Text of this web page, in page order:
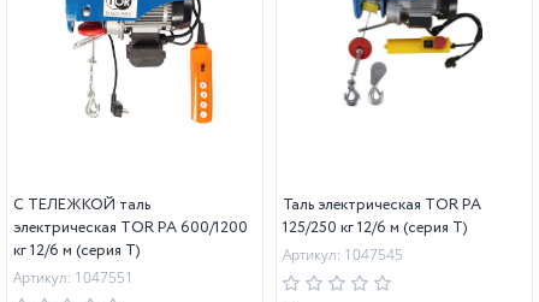
С ТЕЛЕЖКОЙ таль
электрическая TOR PA 600/1200
кг 12/6 м (серия T)
Артикул: 1047551
Таль электрическая TOR PA
125/250 кг 12/6 м (серия T)
Артикул: 1047545